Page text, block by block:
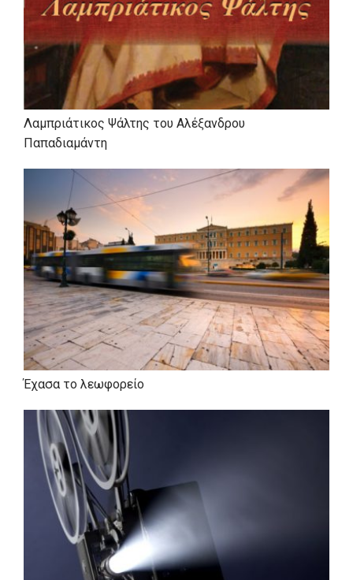
Λαμπριάτικος Ψάλτης του Αλέξανδρου
Παπαδιαμάντη
Έχασα το λεωφορείο